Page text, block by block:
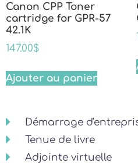
Canon CPP Toner
cartridge for GPR-57
42.1K
147.00$
Ajouter au panier
Démarrage
Tenue de livre
Adjointe virtuelle